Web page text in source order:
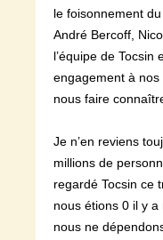
le foisonnement
André Bercoff,
l’équipe de Tocsin
engagement à
nous faire
Je n’en reviens
millions de
regardé Tocsin ce
nous étions 0 il y
nous ne